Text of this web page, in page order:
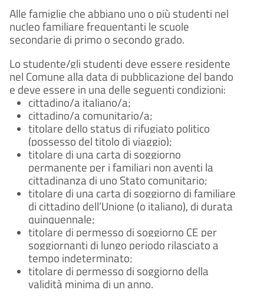
Alle famiglie che abbiano uno o più studenti nel
nucleo familiare frequentanti le scuole
secondarie di primo o secondo grado.
Lo studente/gli studenti deve essere residente
nel Comune alla data di pubblicazione del bando
e deve essere in una delle seguenti condizioni:
cittadino/a italiano/a;
cittadino/a comunitario/a;
titolare dello status di rifugiato politico
(possesso del titolo di viaggio);
titolare di una carta di soggiorno
permanente per i familiari non aventi la
cittadinanza di uno Stato comunitario;
titolare di una carta di soggiorno di familiare
di cittadino dell’Unione (o italiano), di durata
quinquennale;
titolare di permesso di soggiorno CE per
soggiornanti di lungo periodo rilasciato a
tempo indeterminato;
titolare di permesso di soggiorno della
validità minima di un anno.